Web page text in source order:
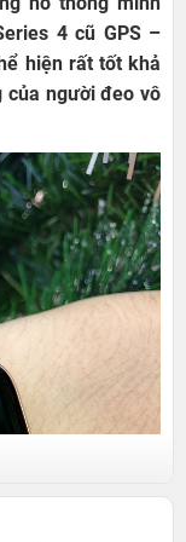
4 cũ GPS –
hiện rất tốt khả
của người đeo vô